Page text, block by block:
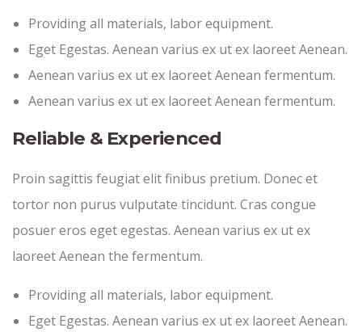
Providing all materials, labor equipment.
Eget Egestas. Aenean varius ex ut ex laoreet Aenean.
Aenean varius ex ut ex laoreet Aenean fermentum.
Aenean varius ex ut ex laoreet Aenean fermentum.
Reliable & Experienced
Proin sagittis feugiat elit finibus pretium. Donec et
tortor non purus vulputate tincidunt. Cras congue
posuer eros eget egestas. Aenean varius ex ut ex
laoreet Aenean the fermentum.
Providing all materials, labor equipment.
Eget Egestas. Aenean varius ex ut ex laoreet Aenean.